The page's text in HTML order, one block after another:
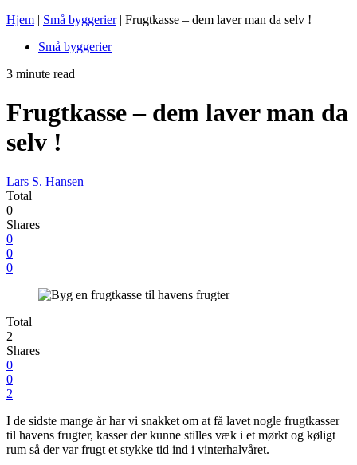
Hjem | Små byggerier | Frugtkasse – dem laver man da selv !
Små byggerier
3 minute read
Frugtkasse – dem laver man da
selv !
Lars S. Hansen
Total
0
Shares
0
0
0
Total
2
Shares
0
0
2
I de sidste mange år har vi snakket om at få lavet nogle frugtkasser
til havens frugter, kasser der kunne stilles væk i et mørkt og køligt
rum så der var frugt et stykke tid ind i vinterhalvåret.